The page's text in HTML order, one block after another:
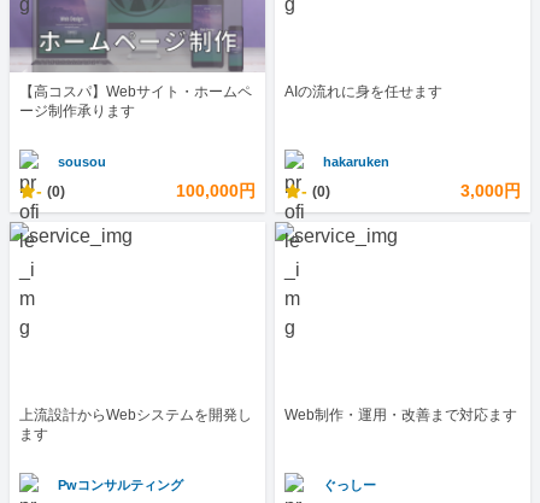
【高コスパ】Webサイト・ホームペ
ージ制作承ります
sousou
- (0) 100,000円
AIの流れに身を任せます
hakaruken
- (0) 3,000円
上流設計からWebシステムを開発し
ます
Pwコンサルティング
Web制作・運用・改善まで対応ます
ぐっしー